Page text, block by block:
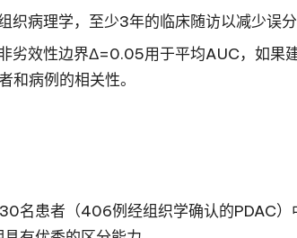
织病理学，至少3年的临床随访以减少误分
劣效性边界Δ=0.05用于平均AUC，如果
和病例的相关性。
名患者（406例经组织学确认的PDAC